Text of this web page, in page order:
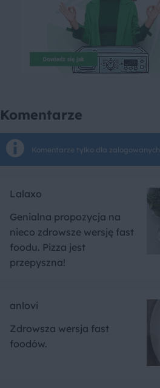
Komentarze
Komentarze tylko dla zalogowanych
Lalaxo
Genialna propozycja na
nieco zdrowsze wersję fast
foodu. Pizza jest
przepyszna!
anlovi
Zdrowsza wersja fast
foodów.